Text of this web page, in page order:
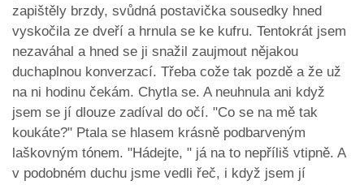
zapištěly brzdy, svůdná postavička sousedky hned
vyskočila ze dveří a hrnula se ke kufru. Tentokrát jsem
nezaváhal a hned se ji snažil zaujmout nějakou
duchaplnou konverzací. Třeba cože tak pozdě a že už
na ni hodinu čekám. Chytla se. A neuhnula ani když
jsem se jí dlouze zadíval do očí. "Co se na mě tak
koukáte?" Ptala se hlasem krásně podbarveným
laškovným tónem. "Hádejte, " já na to nepříliš vtipně. A
v podobném duchu jsme vedli řeč, i když jsem jí